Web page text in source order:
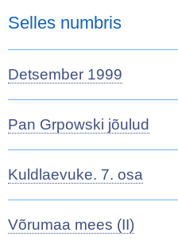
Selles numbris
Detsember 1999
Pan Grpowski jõulud
Kuldlaevuke. 7. osa
Võrumaa mees (II)